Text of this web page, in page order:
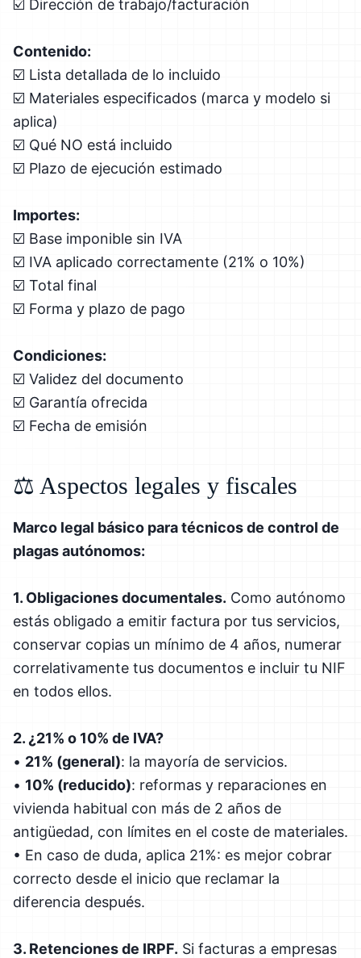
☑️ Dirección de trabajo/facturación
Contenido:
☑️ Lista detallada de lo incluido
☑️ Materiales especificados (marca y modelo si
aplica)
☑️ Qué NO está incluido
☑️ Plazo de ejecución estimado
Importes:
☑️ Base imponible sin IVA
☑️ IVA aplicado correctamente (21% o 10%)
☑️ Total final
☑️ Forma y plazo de pago
Condiciones:
☑️ Validez del documento
☑️ Garantía ofrecida
☑️ Fecha de emisión
⚖️ Aspectos legales y fiscales
Marco legal básico para técnicos de control de
plagas autónomos:
1. Obligaciones documentales. Como autónomo
estás obligado a emitir factura por tus servicios,
conservar copias un mínimo de 4 años, numerar
correlativamente tus documentos e incluir tu NIF
en todos ellos.
2. ¿21% o 10% de IVA?
• 21% (general): la mayoría de servicios.
• 10% (reducido): reformas y reparaciones en
vivienda habitual con más de 2 años de
antigüedad, con límites en el coste de materiales.
• En caso de duda, aplica 21%: es mejor cobrar
correcto desde el inicio que reclamar la
diferencia después.
3. Retenciones de IRPF. Si facturas a empresas